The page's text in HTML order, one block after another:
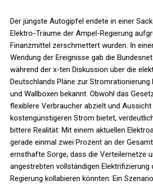
Der jüngste Autogipfel endete in einer
Elektro-Träume der Ampel-Regierung
Finanzmittel zerschmettert wurden. In
Wendung der Ereignisse gab die
während der x-ten Diskussion über die
Deutschlands Pläne zur Stromrationierung
und Wallboxen bekannt. Obwohl das
flexiblere Verbraucher abzielt und
kostengünstigeren Strom bietet,
bittere Realität: Mit einem aktuellen
gerade einmal zwei Prozent an der
ernsthafte Sorge, dass die Verteilernetze
angestrebten vollständigen Elektrifizierung
Regierung kollabieren könnten. Ein